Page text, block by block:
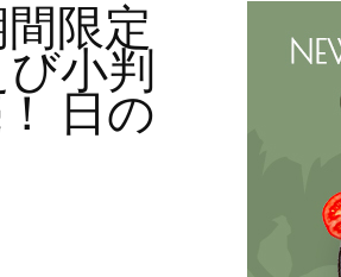
限定
小判
日の